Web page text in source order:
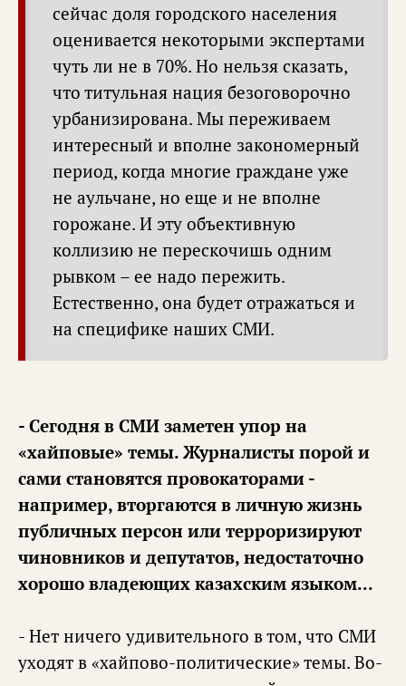
сейчас доля городского населения
оценивается некоторыми экспертами
чуть ли не в 70%. Но нельзя сказать,
что титульная нация безоговорочно
урбанизирована. Мы переживаем
интересный и вполне закономерный
период, когда многие граждане уже
не аульчане, но еще и не вполне
горожане. И эту объективную
коллизию не перескочишь одним
рывком – ее надо пережить.
Естественно, она будет отражаться и
на специфике наших СМИ.
- Сегодня в СМИ заметен упор на
«хайповые» темы. Журналисты порой и
сами становятся провокаторами -
например, вторгаются в личную жизнь
публичных персон или терроризируют
чиновников и депутатов, недостаточно
хорошо владеющих казахским языком...
- Нет ничего удивительного в том, что СМИ
уходят в «хайпово-политические» темы. Во-